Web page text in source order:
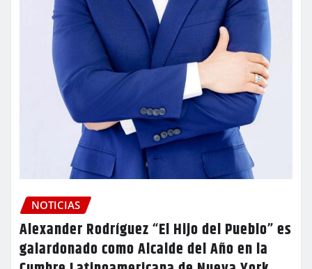
NOTICIAS
Alexander Rodríguez “El Hijo del Pueblo” es
galardonado como Alcalde del Año en la